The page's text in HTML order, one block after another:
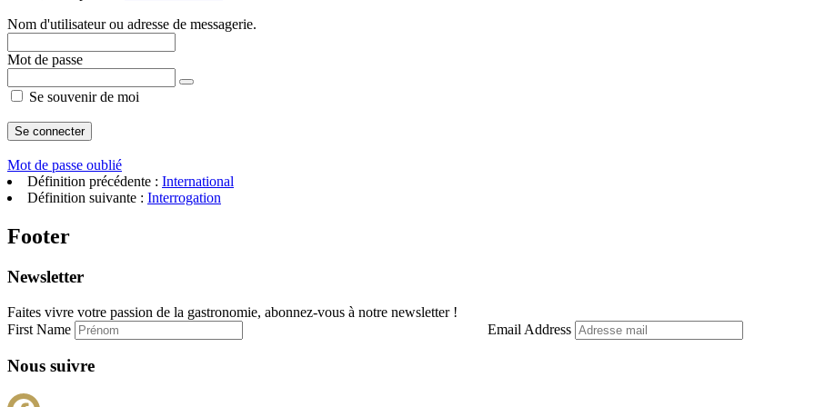
Nom d'utilisateur ou adresse de messagerie.
Mot de passe
Se souvenir de moi
Mot de passe oublié
Définition précédente : International
Définition suivante : Interrogation
Footer
Newsletter
Faites vivre votre passion de la gastronomie, abonnez-vous à notre newsletter !
First Name
Email Address
Nous suivre